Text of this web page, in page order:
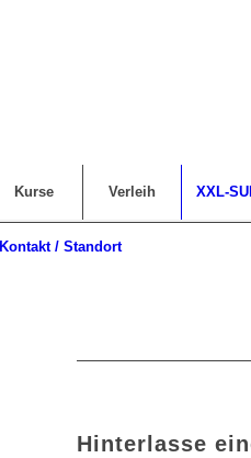
Kurse Verleih XXL-
Kontakt / Standort
Hinterlasse